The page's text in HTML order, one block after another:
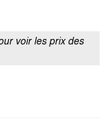
voir les prix des